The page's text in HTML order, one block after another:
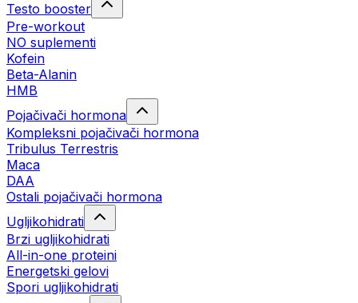
Testo booster
Pre-workout
NO suplementi
Kofein
Beta-Alanin
HMB
Pojačivači hormona
Kompleksni pojačivači hormona
Tribulus Terrestris
Maca
DAA
Ostali pojačivači hormona
Ugljikohidrati
Brzi ugljikohidrati
All-in-one proteini
Energetski gelovi
Spori ugljikohidrati